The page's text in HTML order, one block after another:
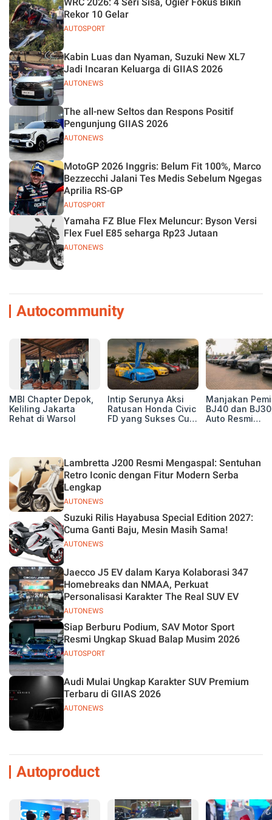
Jelas
AUTOSPORT
Rekor 10 Gelar
AUTONEWS
Kabin Luas dan Nyaman, Suzuki New XL7
Jadi Incaran Keluarga di GIIAS 2026
AUTONEWS
The all-new Seltos dan Respons Positif
Pengunjung GIIAS 2026
AUTOSPORT
MotoGP 2026 Inggris: Belum Fit 100%, Marco
Bezzecchi Jalani Tes Medis Sebelum Ngegas
Aprilia RS-GP
AUTONEWS
Yamaha FZ Blue Flex Meluncur: Byson Versi
Flex Fuel E85 seharga Rp23 Jutaan
Autocommunity
MBI Chapter Depok,
Keliling Jakarta
Rehat di Warsol
Intip Serunya Aksi
Ratusan Honda Civic
FD yang Sukses Curi
Manjakan
BJ40 dan
Auto Resmi
AUTONEWS
Lambretta J200 Resmi Mengaspal: Sentuhan
Retro Iconic dengan Fitur Modern Serba
Lengkap
AUTONEWS
Suzuki Rilis Hayabusa Special Edition 2027:
Cuma Ganti Baju, Mesin Masih Sama!
AUTONEWS
Jaecco J5 EV dalam Karya Kolaborasi 347
Homebreaks dan NMAA, Perkuat
Personalisasi Karakter The Real SUV EV
AUTOSPORT
Siap Berburu Podium, SAV Motor Sport
Resmi Ungkap Skuad Balap Musim 2026
AUTONEWS
Audi Mulai Ungkap Karakter SUV Premium
Terbaru di GIIAS 2026
Autoproduct